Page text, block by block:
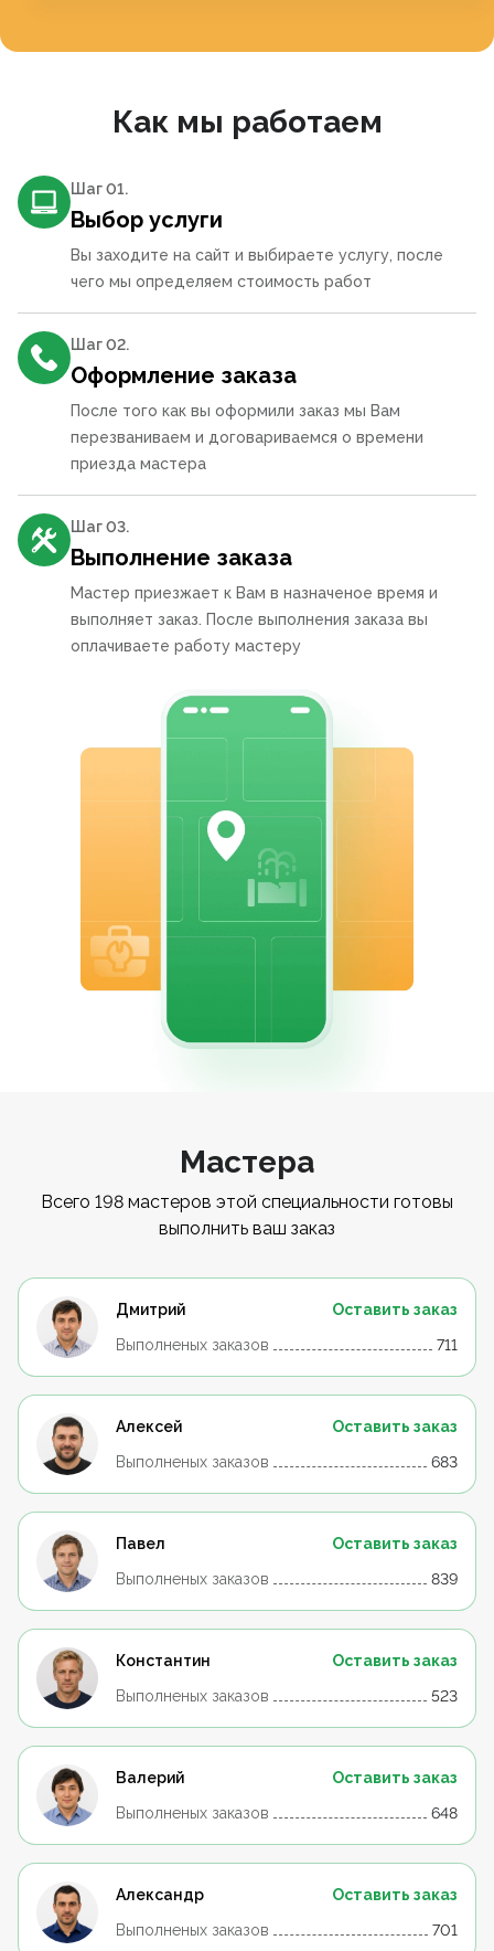
Как мы работаем
Шаг 01.
Выбор услуги
Вы заходите на сайт и выбираете услугу, после
чего мы определяем стоимость работ
Шаг 02.
Оформление заказа
После того как вы оформили заказ мы Вам
перезваниваем и договариваемся о времени
приезда мастера
Шаг 03.
Выполнение заказа
Мастер приезжает к Вам в назначеное время и
выполняет заказ. После выполнения заказа вы
оплачиваете работу мастеру
Мастера
Всего 198 мастеров этой специальности готовы
выполнить ваш заказ
Дмитрий
Оставить заказ
Выполненых заказов
711
Алексей
Оставить заказ
Выполненых заказов
683
Павел
Оставить заказ
Выполненых заказов
839
Константин
Оставить заказ
Выполненых заказов
523
Валерий
Оставить заказ
Выполненых заказов
648
Александр
Оставить заказ
Выполненых заказов
701